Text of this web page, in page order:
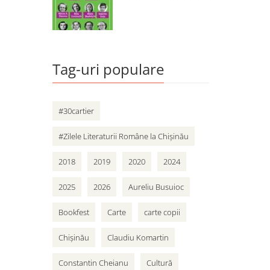
Tag-uri populare
#30cartier
#Zilele Literaturii Române la Chișinău
2018 2019 2020 2024
2025 2026 Aureliu Busuioc
Bookfest Carte carte copii
Chișinău Claudiu Komartin
Constantin Cheianu Cultură